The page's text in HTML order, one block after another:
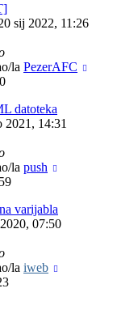
sij 2022, 11:26
la PezerAFC
datoteka
2021, 14:31
la push
varijabla
07:50
la iweb